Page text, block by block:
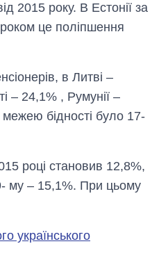
2015 року. В Естонії за
це поліпшення
в Литві –
– 24,1% , Румунії –
межею бідності було 17-
році становив 12,8%,
му – 15,1%. При цьому
українського